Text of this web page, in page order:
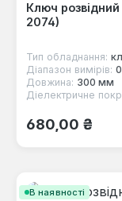
Ключ
2074)
Тип обладнання:
Діапазон вимірів:
Довжина: 300 мм
Діелектричне
Звичайна ціна:
680,00 ₴
В наявності